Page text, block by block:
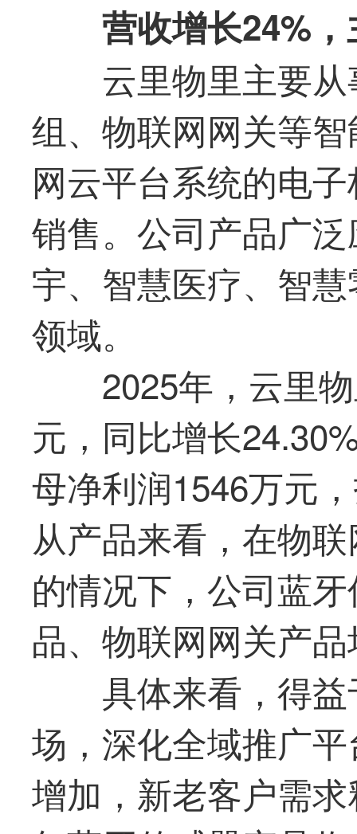
营收增长24%
云里物里主要
组、物联网网关等
网云平台系统的电
销售。公司产品广
宇、智慧医疗、智
领域。
2025年， 云里
元，同比增长
母净利润1546万元
从产品来看，在物
的情况下，公司蓝
品、物联网网关产
具体来看，得
场，深化全域推广
增加，新老客户需